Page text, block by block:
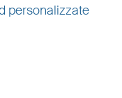
personalizzate